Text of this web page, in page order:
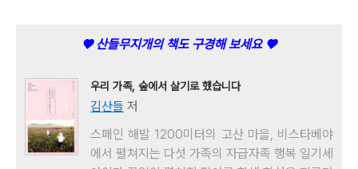
♥ 산들무지개의 책도 구경해 보세요 ♥
우리 가족, 숲에서 살기로 했습니다
김산들 저
스페인 해발 1200미터의 고산 마을, 비스타베야
에서 펼쳐지는 다섯 가족의 자급자족 행복 일기세